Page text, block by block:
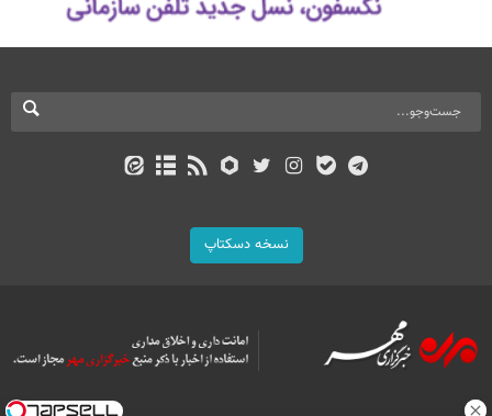
نسخه دسکتاپ